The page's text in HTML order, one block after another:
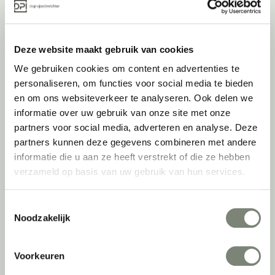
Deze website maakt gebruik van cookies
We gebruiken cookies om content en advertenties te
personaliseren, om functies voor social media te bieden
en om ons websiteverkeer te analyseren. Ook delen we
informatie over uw gebruik van onze site met onze
partners voor social media, adverteren en analyse. Deze
partners kunnen deze gegevens combineren met andere
informatie die u aan ze heeft verstrekt of die ze hebben
verzameld op basis van uw gebruik van hun services.
Noodzakelijk
Voorkeuren
Ergonomische bureaustoelen
Duo bureaus
Akoestische oplossingen
Kantoorkasten
Scheidingswanden
Werkplekken